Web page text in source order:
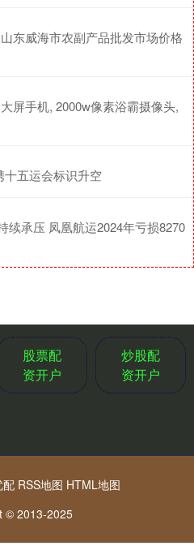
东威海市农副产品批发市场价格
屏手机, 2000w像素浴霸摄像头,
十五运会标识升空
续承压 凤凰航运2024年亏损8270
股票配
资开户
炒股配
资开户
配 RSS地图 HTML地图
© 2013-2025